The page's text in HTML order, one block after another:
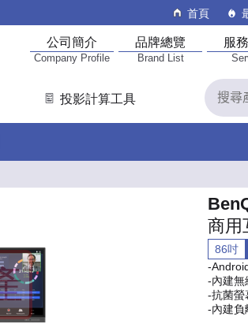
首頁
公司簡介
Company Profile
品牌總覽
Brand List
服
投影計算工具
商用
86吋
-
-內建無
-抗菌螢
-內建負